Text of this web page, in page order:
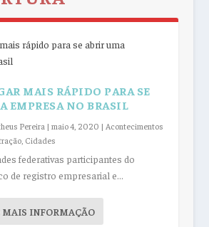
MAIS RÁPIDO PARA SE
EMPRESA NO BRASIL
Pereira | maio 4, 2020 | Acontecimentos
, Cidades
federativas participantes do
de registro empresarial e...
MAIS INFORMAÇÃO